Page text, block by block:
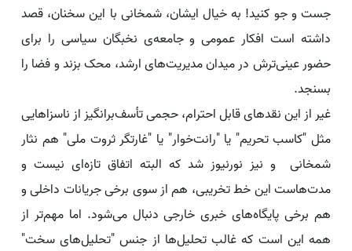
جست و جو کنید! به خیال ایشان، شمخانی با این سخنان، قصد
داشته است افکار عمومی و جامعه‌ی نخبگان سیاسی را برای
حضور عینی‌ترش در میدان مدیریت‌های ارشد، محک بزند و فضا را
بسنجد.
غیر از این نقدهای قابل احترام، حجمی تأسف‌برانگیز از ناسزاهایی
مثل "کاسب تحریم" یا "رانت‌خوار" یا "غارتگر ثروت ملی" هم نثار
شمخانی و نیز نورنیوز شد که البته اتفاق تازه‌ای نیست و
مدت‌هاست این خط تخریبی، هم از سوی برخی جریانات داخلی و
هم برخی پایگاه‌های خبری خارجی دنبال می‌شود. اما مهم‌تر از
همه این است که غالب تحلیل‌ها از جنس "تحلیل‌های سخت"